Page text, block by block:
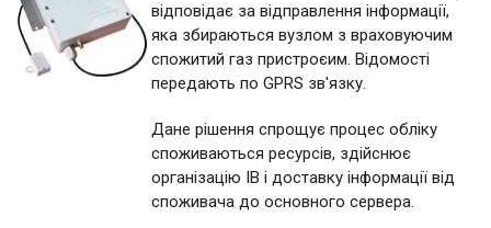
відповідає за відправлення інформації,
яка збираються вузлом з враховуючим
спожитий газ пристроєим. Відомості
передають по GPRS зв'язку.
Дане рішення спрощує процес обліку
споживаються ресурсів, здійснює
організацію ІВ і доставку інформації від
споживача до основного сервера.